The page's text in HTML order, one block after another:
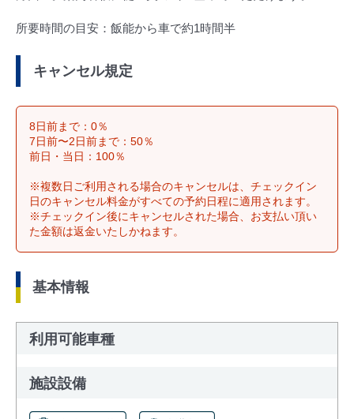
所要時間の目安：飯能から車で約1時間半
キャンセル規定
8日前まで：0％
7日前〜2日前まで：50％
前日・当日：100％
※複数日ご利用される場合のキャンセルは、チェックイン
日のキャンセル料金がすべての予約日程に適用されます。
※チェックイン後にキャンセルされた場合、お支払い頂い
た金額は返金いたしかねます。
基本情報
利用可能車種
施設設備